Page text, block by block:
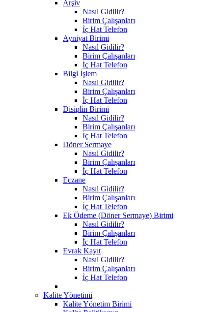
Arşiv
Nasıl Gidilir?
Birim Çalışanları
İç Hat Telefon
Ayniyat Birimi
Nasıl Gidilir?
Birim Çalışanları
İç Hat Telefon
Bilgi İşlem
Nasıl Gidilir?
Birim Çalışanları
İç Hat Telefon
Disiplin Birimi
Nasıl Gidilir?
Birim Çalışanları
İç Hat Telefon
Döner Sermaye
Nasıl Gidilir?
Birim Çalışanları
İç Hat Telefon
Eczane
Nasıl Gidilir?
Birim Çalışanları
İç Hat Telefon
Ek Ödeme (Döner Sermaye) Birimi
Nasıl Gidilir?
Birim Çalışanları
İç Hat Telefon
Evrak Kayıt
Nasıl Gidilir?
Birim Çalışanları
İç Hat Telefon
Kalite Yönetimi
Kalite Yönetim Birimi